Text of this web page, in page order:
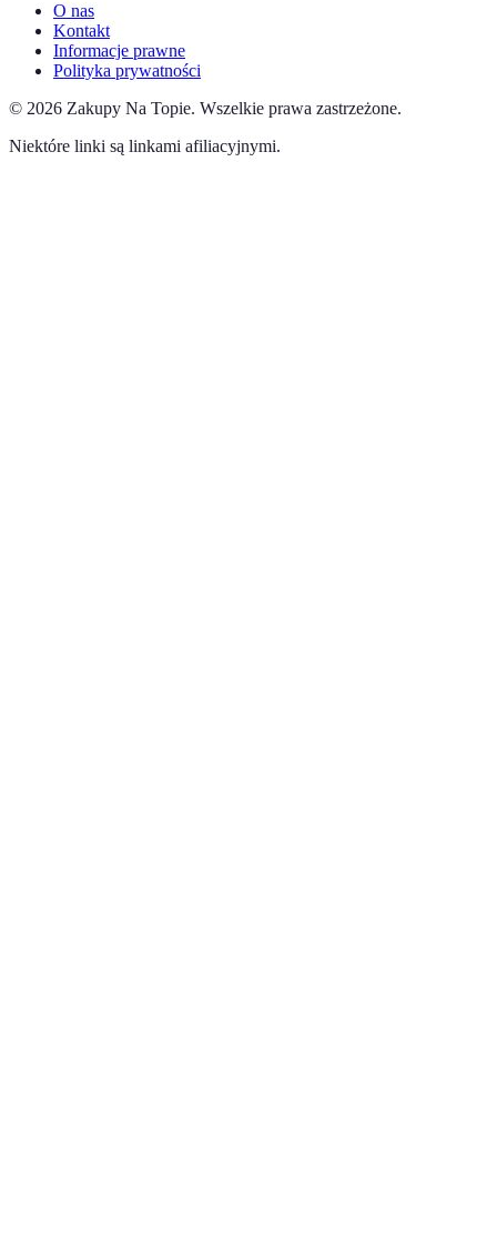
O nas
Kontakt
Informacje prawne
Polityka prywatności
© 2026 Zakupy Na Topie. Wszelkie prawa zastrzeżone.
Niektóre linki są linkami afiliacyjnymi.